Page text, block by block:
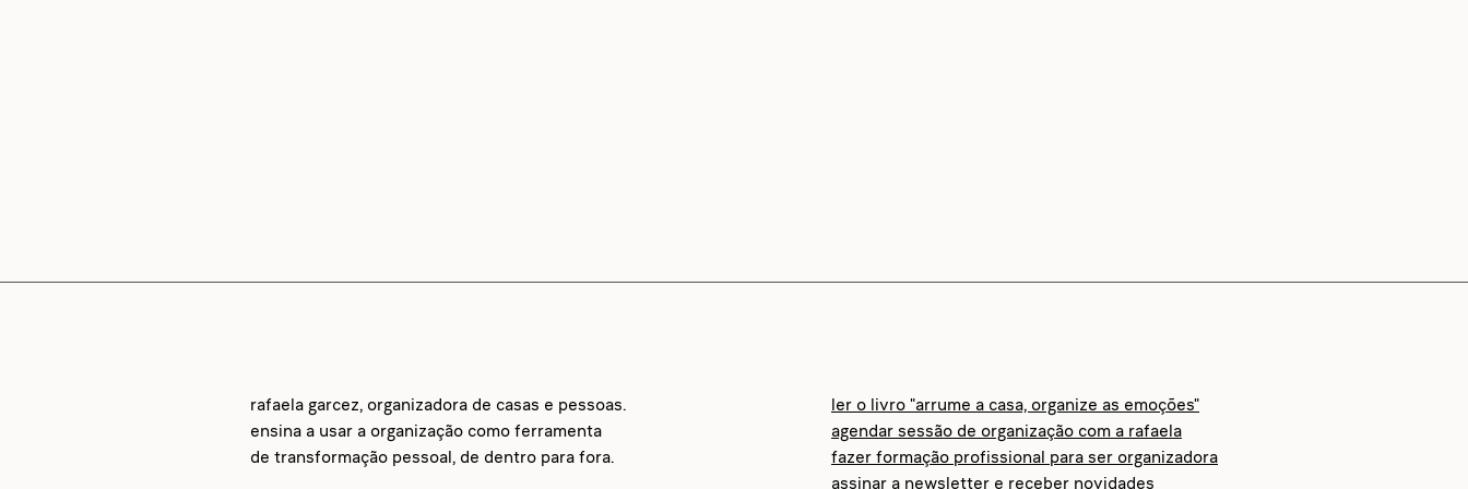
rafaela garcez, organizadora de casas e pessoas.
ensina a usar a organização como ferramenta
de transformação pessoal, de dentro para fora.
ler o livro "arrume a casa, organize as emoções"
agendar sessão de organização com a rafaela
fazer formação profissional para ser organizadora
assinar a newsletter e receber novidades